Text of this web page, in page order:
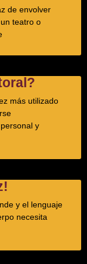
de envolver
teatro o
más utilizado
y
y el lenguaje
necesita